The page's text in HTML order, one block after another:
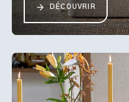
DÉCOUVRIR